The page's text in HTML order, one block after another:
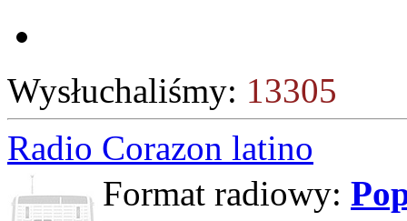
Wysłuchaliśmy: 13305
Radio Corazon latino
Format radiowy: